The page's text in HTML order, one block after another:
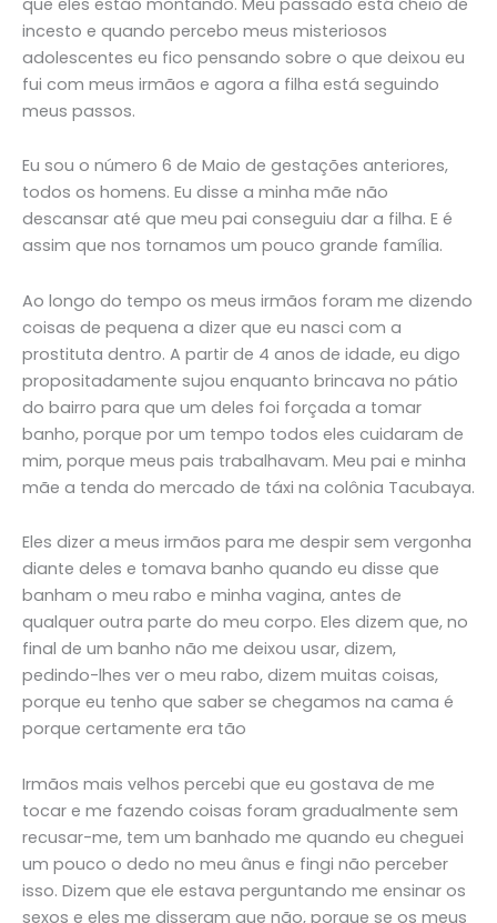
incesto e quando percebo meus misteriosos
adolescentes eu fico pensando sobre o que deixou eu
fui com meus irmãos e agora a filha está seguindo
meus passos.
Eu sou o número 6 de Maio de gestações anteriores,
todos os homens. Eu disse a minha mãe não
descansar até que meu pai conseguiu dar a filha. E é
assim que nos tornamos um pouco grande família.
Ao longo do tempo os meus irmãos foram me dizendo
coisas de pequena a dizer que eu nasci com a
prostituta dentro. A partir de 4 anos de idade, eu digo
propositadamente sujou enquanto brincava no pátio
do bairro para que um deles foi forçada a tomar
banho, porque por um tempo todos eles cuidaram de
mim, porque meus pais trabalhavam. Meu pai e minha
mãe a tenda do mercado de táxi na colônia Tacubaya.
Eles dizer a meus irmãos para me despir sem vergonha
diante deles e tomava banho quando eu disse que
banham o meu rabo e minha vagina, antes de
qualquer outra parte do meu corpo. Eles dizem que, no
final de um banho não me deixou usar, dizem,
pedindo-lhes ver o meu rabo, dizem muitas coisas,
porque eu tenho que saber se chegamos na cama é
porque certamente era tão
Irmãos mais velhos percebi que eu gostava de me
tocar e me fazendo coisas foram gradualmente sem
recusar-me, tem um banhado me quando eu cheguei
um pouco o dedo no meu ânus e fingi não perceber
isso. Dizem que ele estava perguntando me ensinar os
sexos e eles me disseram que não, porque se os meus